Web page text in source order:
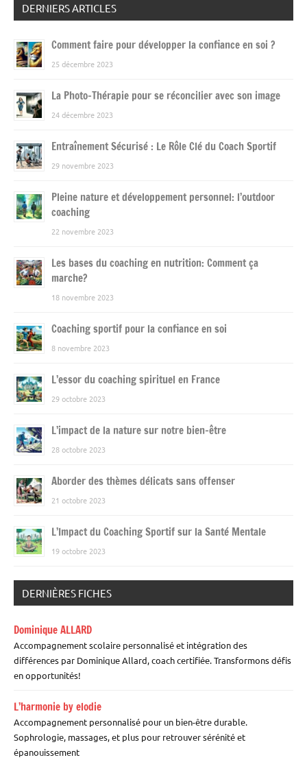
DERNIERS ARTICLES
Comment faire pour développer la confiance en soi ?
25 décembre 2023
La Photo-Thérapie pour se réconcilier avec son image
24 décembre 2023
Entraînement Sécurisé : Le Rôle Clé du Coach Sportif
29 novembre 2023
Pleine nature et développement personnel: l’outdoor
coaching
22 novembre 2023
Les bases du coaching en nutrition: Comment ça
marche?
18 novembre 2023
Coaching sportif pour la confiance en soi
8 novembre 2023
L’essor du coaching spirituel en France
29 octobre 2023
L’impact de la nature sur notre bien-être
28 octobre 2023
Aborder des thèmes délicats sans offenser
21 octobre 2023
L’Impact du Coaching Sportif sur la Santé Mentale
19 octobre 2023
DERNIÈRES FICHES
Dominique ALLARD
Accompagnement scolaire personnalisé et intégration des
différences par Dominique Allard, coach certifiée. Transformons défis
en opportunités!
L’harmonie by elodie
Accompagnement personnalisé pour un bien-être durable.
Sophrologie, massages, et plus pour retrouver sérénité et
épanouissement